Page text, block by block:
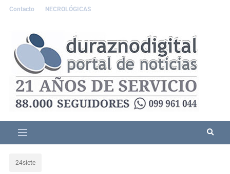
Contacto NECROLÓGICAS
24siete